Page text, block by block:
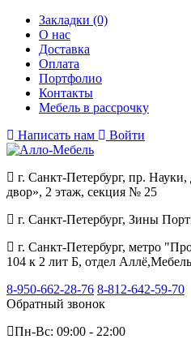
Закладки (0)
О нас
Доставка
Оплата
Портфолио
Контакты
Мебель в рассрочку
Написать нам
Войти
г. Санкт-Петербург, пр.
двор», 2 этаж, секция № 25
г. Санкт-Петербург, Зины
г. Санкт-Петербург, метро
104 к 2 лит Б, отдел Аллё,Мебель
8-950-662-28-76 8-812-642-59-70
Обратный звонок
Пн-Вс: 09:00 - 22:00